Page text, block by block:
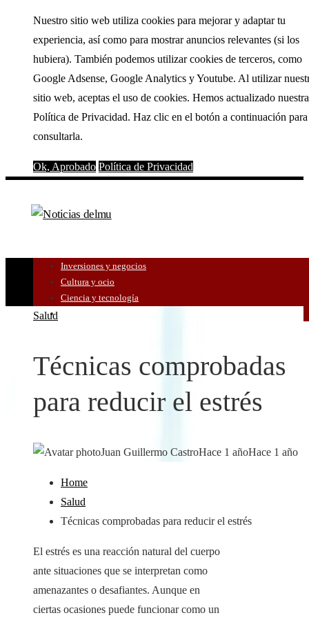
Nuestro sitio web utiliza cookies para mejorar y adaptar tu
experiencia, así como para mostrar anuncios relevantes (si los
hubiera). También podemos utilizar cookies de terceros, como
Google Adsense, Google Analytics y Youtube. Al utilizar
sitio web, aceptas el uso de cookies. Hemos actualizado nuestra
Política de Privacidad. Haz clic en el botón a continuación para
consultarla.
Ok, Aprobado Política de Privacidad
Inversiones y negocios
Cultura y ocio
Ciencia y tecnología
Salud
Técnicas comprobadas
para reducir el estrés
Juan Guillermo CastroHace 1 añoHace 1 año
Home
Salud
Técnicas comprobadas para reducir el estrés
El estrés es una reacción natural del cuerpo
ante situaciones que se interpretan como
amenazantes o desafiantes. Aunque en
ciertas ocasiones puede funcionar como un